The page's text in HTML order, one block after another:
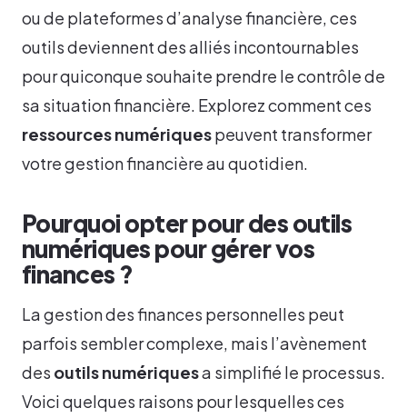
ou de plateformes d’analyse financière, ces
outils deviennent des alliés incontournables
pour quiconque souhaite prendre le contrôle de
sa situation financière. Explorez comment ces
ressources numériquespeuvent transformer
votre gestion financière au quotidien.
Pourquoi opter pour des outils
numériques pour gérer vos
finances ?
La gestion des finances personnelles peut
parfois sembler complexe, mais l’avènement
des outils numériquesa simplifié le processus.
Voici quelques raisons pour lesquelles ces